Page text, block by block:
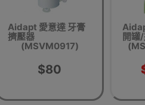
Aidapt 愛意達 牙膏
擠壓器
(MSVM0917)
$80
開罐